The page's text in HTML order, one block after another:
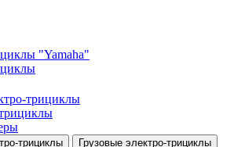
"Yamaha"
Грузовые электро‑трициклы